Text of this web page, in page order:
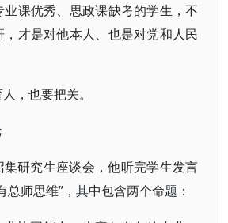
课优秀、思政课缺考的学生，不
才是对他本人、也是对党和人民
，也要把关。
研究生座谈会，他听完学生发言
总师思维”，其中包含两个命题：